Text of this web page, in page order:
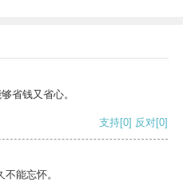
省钱又省心。
支持[0] 反对[0]
能忘怀。